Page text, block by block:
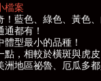
檔案
藍色、綠色、黃色、
都有！
型最小的品種！
，相較於橫斑與虎皮
洲地區祕魯、厄瓜多